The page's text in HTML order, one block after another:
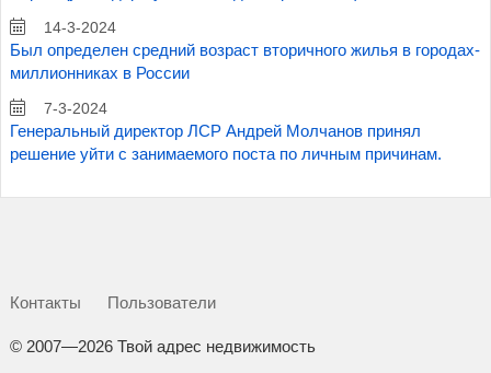
14-3-2024
Был определен средний возраст вторичного жилья в городах-
миллионниках в России
7-3-2024
Генеральный директор ЛСР Андрей Молчанов принял
решение уйти с занимаемого поста по личным причинам.
Контакты Пользователи
© 2007—2026 Твой адрес недвижимость